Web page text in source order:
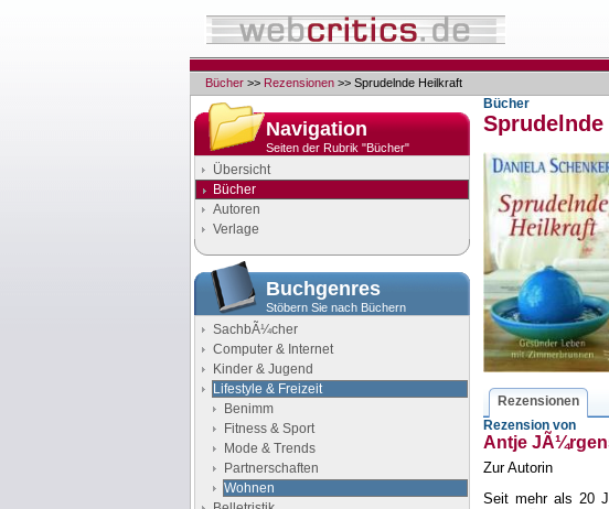
Bücher >> Rezensionen >> Sprudelnde Heilkraft
Navigation
Seiten der Rubrik "Bücher"
Übersicht
Bücher
Autoren
Verlage
Buchgenres
Stöbern Sie nach Büchern
SachbÃ¼cher
Computer & Internet
Kinder & Jugend
Lifestyle & Freizeit
Benimm
Fitness & Sport
Mode & Trends
Partnerschaften
Wohnen
Bücher
Rezensionen
Rezension von
Antje
Zur Autorin
Seit mehr als 20